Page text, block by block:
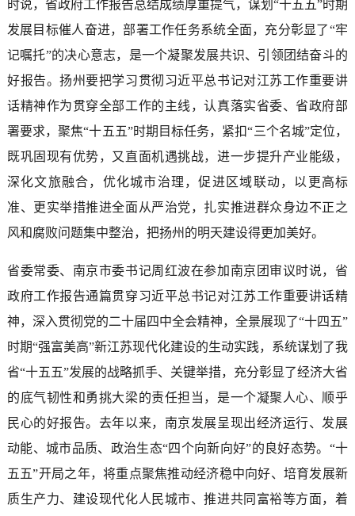
时说，省政府工作报告总结成绩厚重提气，谋划“十五五”时期
发展目标催人奋进，部署工作任务系统全面，充分彰显了“牢
记嘱托”的决心意志，是一个凝聚发展共识、引领团结奋斗的
好报告。扬州要把学习贯彻习近平总书记对江苏工作重要讲
话精神作为贯穿全部工作的主线，认真落实省委、省政府部
署要求，聚焦“十五五”时期目标任务，紧扣“三个名城”定位，
既巩固现有优势，又直面机遇挑战，进一步提升产业能级，
深化文旅融合，优化城市治理，促进区域联动，以更高标
准、更实举措推进全面从严治党，扎实推进群众身边不正之
风和腐败问题集中整治，把扬州的明天建设得更加美好。
省委常委、南京市委书记周红波在参加南京团审议时说，省
政府工作报告通篇贯穿习近平总书记对江苏工作重要讲话精
神，深入贯彻党的二十届四中全会精神，全景展现了“十四五”
时期“强富美高”新江苏现代化建设的生动实践，系统谋划了我
省“十五五”发展的战略抓手、关键举措，充分彰显了经济大省
的底气韧性和勇挑大梁的责任担当，是一个凝聚人心、顺乎
民心的好报告。去年以来，南京发展呈现出经济运行、发展
动能、城市品质、政治生态“四个向新向好”的良好态势。“十
五五”开局之年，将重点聚焦推动经济稳中向好、培育发展新
质生产力、建设现代化人民城市、推进共同富裕等方面，着